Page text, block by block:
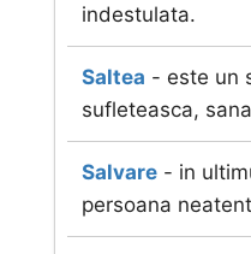
indestulata.
Saltea - este un
sufleteasca,
Salvare - in
persoana